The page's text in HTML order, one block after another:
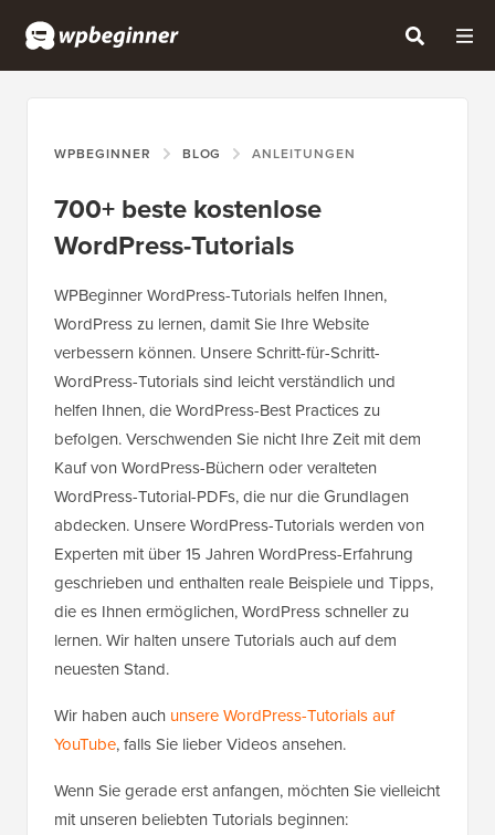
WPBEGINNER BLOG ANLEITUNGEN
700+ beste kostenlose
WordPress-Tutorials
WPBeginner WordPress-Tutorials helfen Ihnen,
WordPress zu lernen, damit Sie Ihre Website
verbessern können. Unsere Schritt-für-Schritt-
WordPress-Tutorials sind leicht verständlich und
helfen Ihnen, die WordPress-Best Practices zu
befolgen. Verschwenden Sie nicht Ihre Zeit mit dem
Kauf von WordPress-Büchern oder veralteten
WordPress-Tutorial-PDFs, die nur die Grundlagen
abdecken. Unsere WordPress-Tutorials werden von
Experten mit über 15 Jahren WordPress-Erfahrung
geschrieben und enthalten reale Beispiele und Tipps,
die es Ihnen ermöglichen, WordPress schneller zu
lernen. Wir halten unsere Tutorials auch auf dem
neuesten Stand.
Wir haben auch unsere WordPress-Tutorials auf
YouTube, falls Sie lieber Videos ansehen.
Wenn Sie gerade erst anfangen, möchten Sie vielleicht
mit unseren beliebten Tutorials beginnen: